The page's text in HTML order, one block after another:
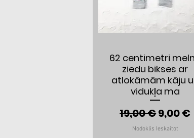
Ātrais skats
62 centimetri
ziedu bikses ar
atlokāmām kāju
vidukļa ma
Parastā cena
19,00 €9,00 €
Nodoklis Ieskaitot